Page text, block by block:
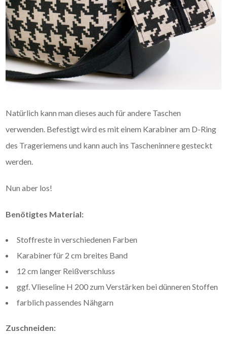
Natürlich kann man dieses auch für andere Taschen
verwenden. Befestigt wird es mit einem Karabiner am D-Ring
des Trageriemens und kann auch ins Tascheninnere gesteckt
werden.
Nun aber los!
Benötigtes Material:
Stoffreste in verschiedenen Farben
Karabiner für 2 cm breites Band
12 cm langer Reißverschluss
ggf. Vlieseline H 200 zum Verstärken bei dünneren Stoffen
farblich passendes Nähgarn
Zuschneiden: